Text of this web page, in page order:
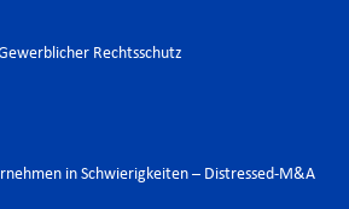
Rechtsschutz
in Schwierigkeiten – Distressed-M&A